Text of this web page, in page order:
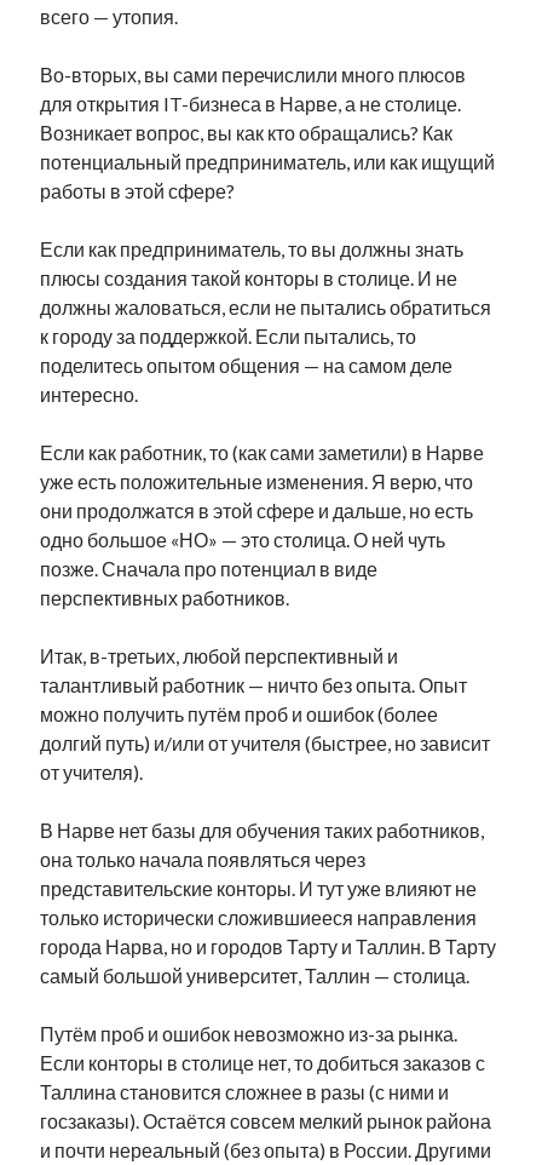
всего — утопия.
Во-вторых, вы сами перечислили много плюсов
для открытия IT-бизнеса в Нарве, а не столице.
Возникает вопрос, вы как кто обращались? Как
потенциальный предприниматель, или как ищущий
работы в этой сфере?
Если как предприниматель, то вы должны знать
плюсы создания такой конторы в столице. И не
должны жаловаться, если не пытались обратиться
к городу за поддержкой. Если пытались, то
поделитесь опытом общения — на самом деле
интересно.
Если как работник, то (как сами заметили) в Нарве
уже есть положительные изменения. Я верю, что
они продолжатся в этой сфере и дальше, но есть
одно большое «НО» — это столица. О ней чуть
позже. Сначала про потенциал в виде
перспективных работников.
Итак, в-третьих, любой перспективный и
талантливый работник — ничто без опыта. Опыт
можно получить путём проб и ошибок (более
долгий путь) и/или от учителя (быстрее, но зависит
от учителя).
В Нарве нет базы для обучения таких работников,
она только начала появляться через
представительские конторы. И тут уже влияют не
только исторически сложившиееся направления
города Нарва, но и городов Тарту и Таллин. В Тарту
самый большой университет, Таллин — столица.
Путём проб и ошибок невозможно из-за рынка.
Если конторы в столице нет, то добиться заказов с
Таллина становится сложнее в разы (с ними и
госзаказы). Остаётся совсем мелкий рынок района
и почти нереальный (без опыта) в России. Другими